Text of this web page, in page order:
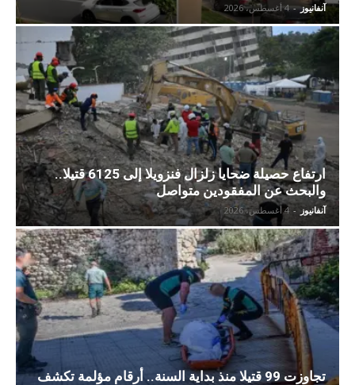
آنفانيوز - 4 أغسطس، 2026
ارتفاع حصيلة ضحايا زلزال فنزويلا إلى 6125 قتيلا..
والبحث عن المفقودين متواصل
آنفانيوز - 4 أغسطس، 2026
تجاوزت 99 قتيلا منذ بداية السنة.. أرقام مؤلمة تكشف